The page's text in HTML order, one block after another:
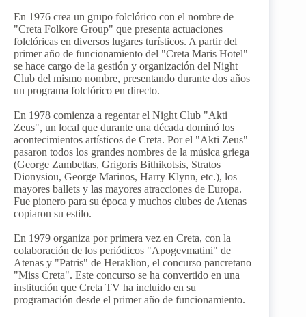
En 1976 crea un grupo folclórico con el nombre de
"Creta Folkore Group" que presenta actuaciones
folclóricas en diversos lugares turísticos. A partir del
primer año de funcionamiento del "Creta Maris Hotel"
se hace cargo de la gestión y organización del Night
Club del mismo nombre, presentando durante dos años
un programa folclórico en directo.
En 1978 comienza a regentar el Night Club "Akti
Zeus", un local que durante una década dominó los
acontecimientos artísticos de Creta. Por el "Akti Zeus"
pasaron todos los grandes nombres de la música griega
(George Zambettas, Grigoris Bithikotsis, Stratos
Dionysiou, George Marinos, Harry Klynn, etc.), los
mayores ballets y las mayores atracciones de Europa.
Fue pionero para su época y muchos clubes de Atenas
copiaron su estilo.
En 1979 organiza por primera vez en Creta, con la
colaboración de los periódicos "Apogevmatini" de
Atenas y "Patris" de Heraklion, el concurso pancretano
"Miss Creta". Este concurso se ha convertido en una
institución que Creta TV ha incluido en su
programación desde el primer año de funcionamiento.